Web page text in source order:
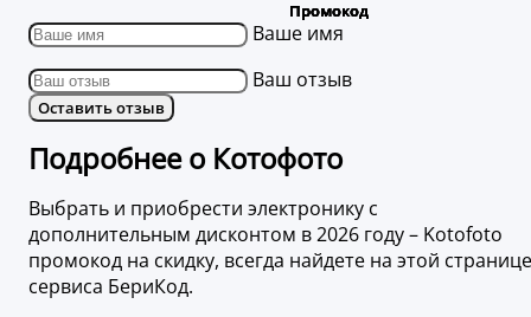
Ваше имя
Ваш отзыв
Оставить отзыв
Подробнее о Котофото
Выбрать и приобрести электронику с
дополнительным дисконтом в 2026 году – Kotofoto
промокод на скидку, всегда найдете на этой странице
сервиса БериКод.